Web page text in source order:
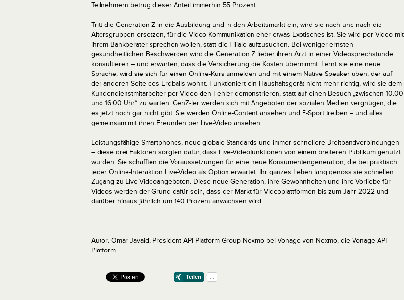
Teilnehmern betrug dieser Anteil immerhin 55 Prozent.
Tritt die Generation Z in die Ausbildung und in den Arbeitsmarkt ein, wird sie nach und nach die
Altersgruppen ersetzen, für die Video-Kommunikation eher etwas Exotisches ist. Sie wird per Video mit
ihrem Bankberater sprechen wollen, statt die Filiale aufzusuchen. Bei weniger ernsten
gesundheitlichen Beschwerden wird die Generation Z lieber ihren Arzt in einer Videosprechstunde
konsultieren – und erwarten, dass die Versicherung die Kosten übernimmt. Lernt sie eine neue
Sprache, wird sie sich für einen Online-Kurs anmelden und mit einem Native Speaker üben, der auf
der anderen Seite des Erdballs wohnt. Funktioniert ein Haushaltsgerät nicht mehr richtig, wird sie dem
Kundendienstmitarbeiter per Video den Fehler demonstrieren, statt auf einen Besuch „zwischen 10:00
und 16:00 Uhr“ zu warten. GenZ-ler werden sich mit Angeboten der sozialen Medien vergnügen, die
es jetzt noch gar nicht gibt. Sie werden Online-Content ansehen und E-Sport treiben – und alles
gemeinsam mit ihren Freunden per Live-Video ansehen.
Leistungsfähige Smartphones, neue globale Standards und immer schnellere Breitbandverbindungen
– diese drei Faktoren sorgten dafür, dass Live-Videofunktionen von einem breiteren Publikum genutzt
wurden. Sie schafften die Voraussetzungen für eine neue Konsumentengeneration, die bei praktisch
jeder Online-Interaktion Live-Video als Option erwartet. Ihr ganzes Leben lang genoss sie schnellen
Zugang zu Live-Videoangeboten. Diese neue Generation, ihre Gewohnheiten und ihre Vorliebe für
Videos werden der Grund dafür sein, dass der Markt für Videoplattformen bis zum Jahr 2022 und
darüber hinaus jährlich um 140 Prozent anwachsen wird.
Autor: Omar Javaid, President API Platform Group Nexmo bei Vonage von Nexmo, die Vonage API
Platform